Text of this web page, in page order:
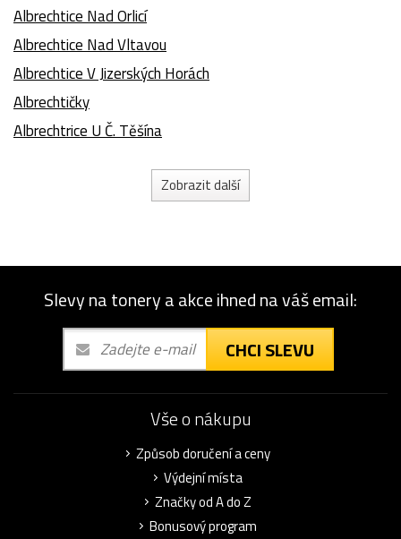
Albrechtice Nad Orlicí
Albrechtice Nad Vltavou
Albrechtice V Jizerských Horách
Albrechtičky
Albrechtrice U Č. Těšína
Zobrazit další
Slevy na tonery a akce ihned na váš email:
CHCI SLEVU
Vše o nákupu
Způsob doručení a ceny
Výdejní místa
Značky od A do Z
Bonusový program